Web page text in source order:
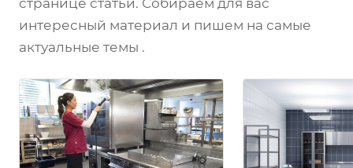
странице статьи. Собираем для вас
интересный материал и пишем на самые
актуальные темы .